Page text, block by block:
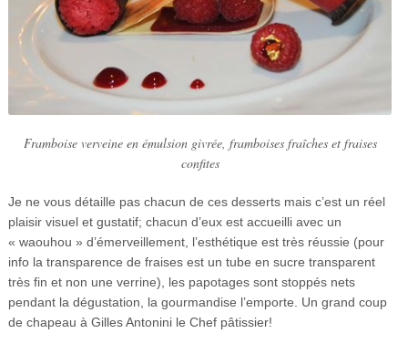
Framboise verveine en émulsion givrée, framboises fraîches et fraises
confites
Je ne vous détaille pas chacun de ces desserts mais c’est un réel
plaisir visuel et gustatif; chacun d’eux est accueilli avec un
« waouhou » d’émerveillement, l’esthétique est très réussie (pour
info la transparence de fraises est un tube en sucre transparent
très fin et non une verrine), les papotages sont stoppés nets
pendant la dégustation, la gourmandise l’emporte. Un grand coup
de chapeau à Gilles Antonini le Chef pâtissier!